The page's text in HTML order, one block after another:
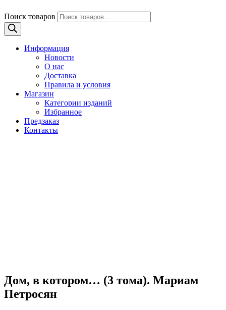
Поиск товаров
Информация
Новости
О нас
Доставка
Правила и условия
Магазин
Категории изданий
Избранное
Предзаказ
Контакты
Дом, в котором… (3 тома). Мариам
Петросян